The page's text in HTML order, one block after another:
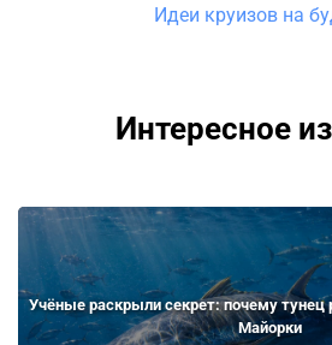
Идеи круизов на
Интересное
Учёные раскрыли секрет: почему тунец
Майорки